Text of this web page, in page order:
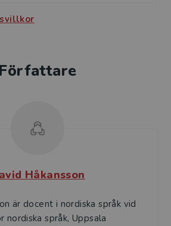
Författare
Håkansson
är docent i nordiska språk vid
nordiska språk, Uppsala